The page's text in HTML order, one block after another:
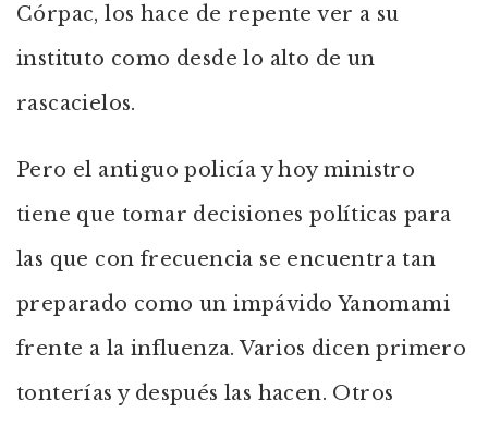
Córpac, los hace de repente ver a su
instituto como desde lo alto de un
rascacielos.
Pero el antiguo policía y hoy ministro
tiene que tomar decisiones políticas para
las que con frecuencia se encuentra tan
preparado como un impávido Yanomami
frente a la influenza. Varios dicen primero
tonterías y después las hacen. Otros